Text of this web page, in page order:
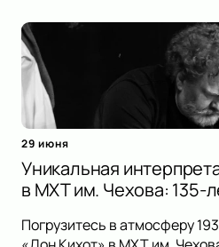
29 июня
Уникальная
в МХТ им. Чехова: 135-
Погрузитесь в атмосферу